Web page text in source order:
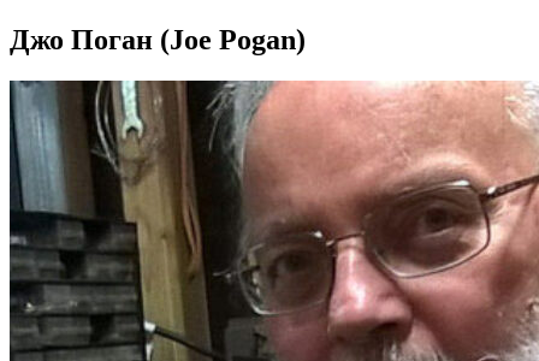
Джо Поган (Joe Pogan)